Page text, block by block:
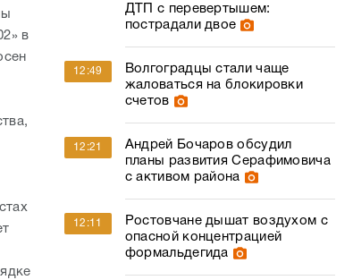
в
ДТП с перевертышем:
пострадали двое
12:49
Волгоградцы стали чаще
жаловаться на блокировки
счетов
12:21
Андрей Бочаров обсудил
планы развития Серафимовича
с активом района
12:11
Ростовчане дышат воздухом с
опасной концентрацией
формальдегида